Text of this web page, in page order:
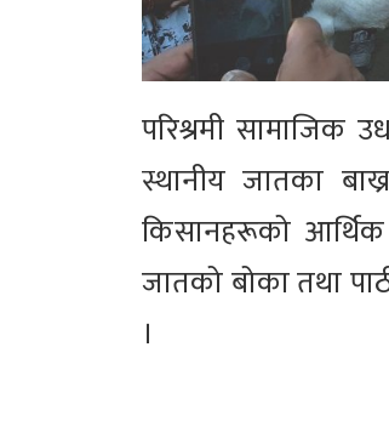
परिश्रमी सामाजिक
स्थानीय जातका
किसानहरूको आर्थिक
जातको बोका तथा
।